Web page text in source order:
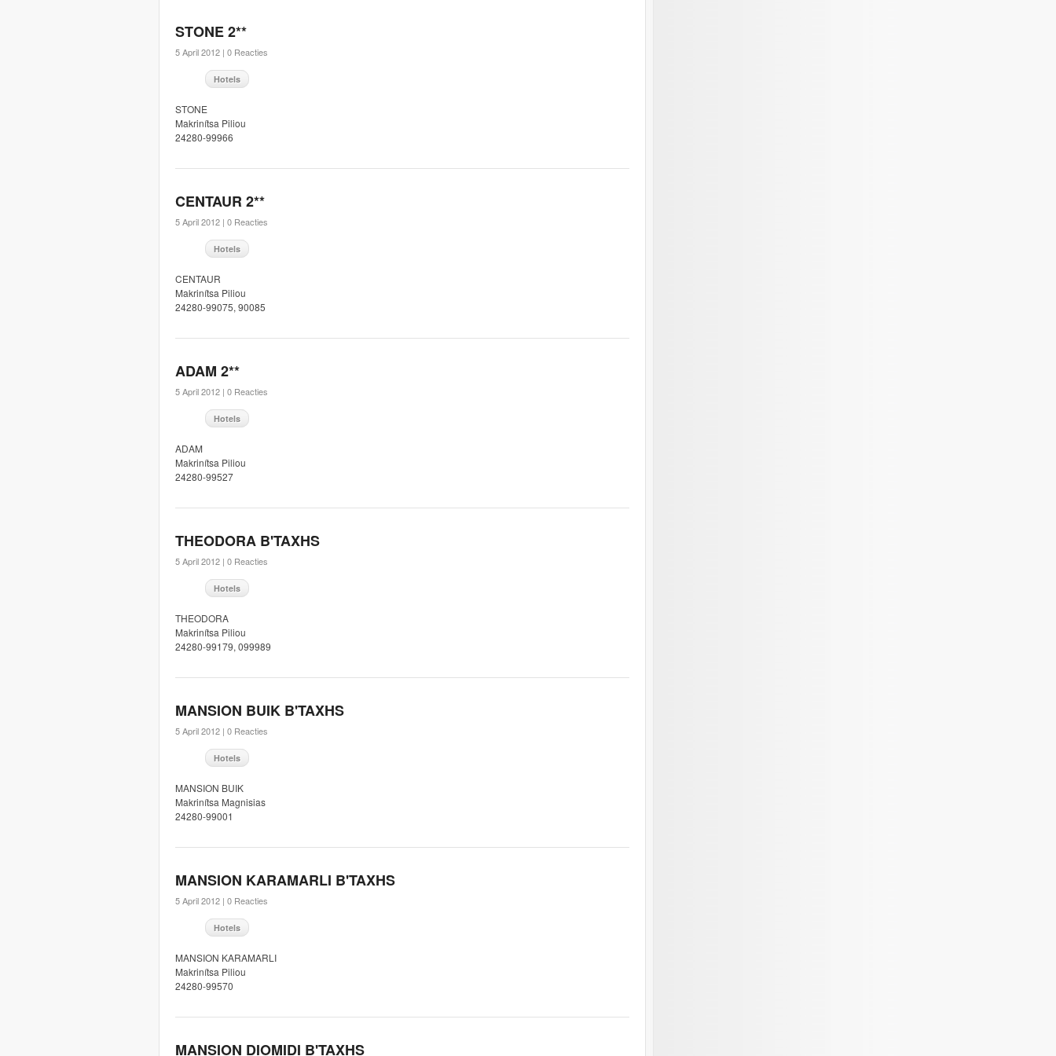
STONE 2**
5 April 2012 | 0 Reacties
Hotels
STONE
Makrinítsa Piliou
24280-99966
CENTAUR 2**
5 April 2012 | 0 Reacties
Hotels
CENTAUR
Makrinítsa Piliou
24280-99075, 90085
ADAM 2**
5 April 2012 | 0 Reacties
Hotels
ADAM
Makrinítsa Piliou
24280-99527
THEODORA B'TAXHS
5 April 2012 | 0 Reacties
Hotels
THEODORA
Makrinítsa Piliou
24280-99179, 099989
MANSION BUIK B'TAXHS
5 April 2012 | 0 Reacties
Hotels
MANSION BUIK
Makrinítsa Magnisias
24280-99001
MANSION KARAMARLI B'TAXHS
5 April 2012 | 0 Reacties
Hotels
MANSION KARAMARLI
Makrinítsa Piliou
24280-99570
MANSION DIOMIDI B'TAXHS